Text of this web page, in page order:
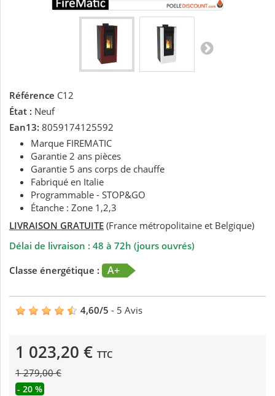
Référence C12
État : Neuf
Ean13: 8059174125592
Marque FIREMATIC
Garantie 2 ans pièces
Garantie 5 ans corps de chauffe
Fabriqué en Italie
Programmable - STOP&GO
Étanche : Zone 1,2,3
LIVRAISON GRATUITE (France métropolitaine et Belgique)
Délai de livraison : 48 à 72h (jours ouvrés)
Classe énergétique :
A+
4,60/5 - 5 Avis
1 023,20 € TTC
1 279,00 €
- 20 %